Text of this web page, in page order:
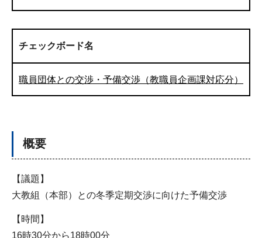
チェックボード名
職員団体との交渉・予備交渉（教職員企画課対応分）
概要
【議題】
大教組（本部）との冬季定期交渉に向けた予備交渉
【時間】
16時30分から18時00分